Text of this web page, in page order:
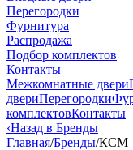
Перегородки
Фурнитура
Распродажа
Подбор комплектов
Контакты
Межкомнатные двери
двериПерегородки
комплектовКонтакты
‹Назад в Бренды
Главная/Бренды/КСМ